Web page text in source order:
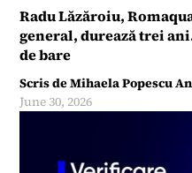
Radu Lăzăroiu,
general, durează trei
de bare
Scris deMihaela Popescu
June 30, 2026